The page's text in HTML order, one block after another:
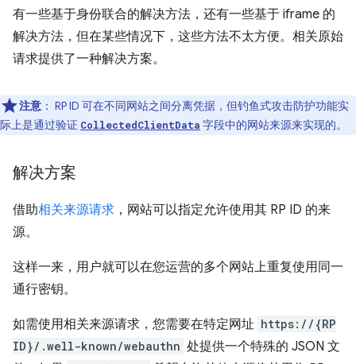
有一些基于身份联合的解决方法，还有一些基于 iframe 的
解决方法，但在某些情况下，这些方法不太方便。相关原始
请求提供了一种解决方案。
注意 ： RP ID 可在不同网站之间分离凭据，但钓鱼式攻击防护功能实
际上是通过验证 CollectedClientData 字段中的网站来源来实现的。
解决方案
借助相关来源请求 ，网站可以指定允许使用其 RP ID 的来
源。
这样一来，用户就可以在您运营的多个网站上重复使用同一
通行密钥。
如需使用相关来源请求，您需要在特定网址 https://{RP
ID}/.well-known/webauthn 处提供一个特殊的 JSON 文